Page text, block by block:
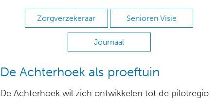
Zorgverzekeraar Senioren Visie
Journaal
De Achterhoek als proeftuin
De Achterhoek wil zich ontwikkelen tot de pilotregio